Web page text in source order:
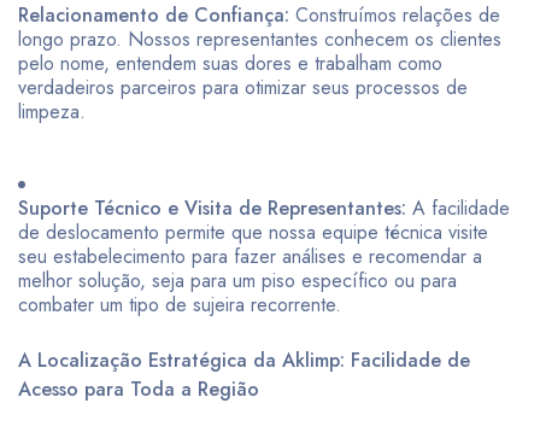
Relacionamento de Confiança: Construímos relações de
longo prazo. Nossos representantes conhecem os clientes
pelo nome, entendem suas dores e trabalham como
verdadeiros parceiros para otimizar seus processos de
limpeza.
Suporte Técnico e Visita de Representantes: A facilidade
de deslocamento permite que nossa equipe técnica visite
seu estabelecimento para fazer análises e recomendar a
melhor solução, seja para um piso específico ou para
combater um tipo de sujeira recorrente.
A Localização Estratégica da Aklimp: Facilidade de
Acesso para Toda a Região